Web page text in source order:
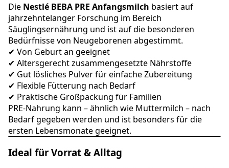
Die Nestlé BEBA PRE Anfangsmilch basiert auf
jahrzehntelanger Forschung im Bereich
Säuglingsernährung und ist auf die besonderen
Bedürfnisse von Neugeborenen abgestimmt.
✔ Von Geburt an geeignet
✔ Altersgerecht zusammengesetzte Nährstoffe
✔ Gut lösliches Pulver für einfache Zubereitung
✔ Flexible Fütterung nach Bedarf
✔ Praktische Großpackung für Familien
PRE-Nahrung kann – ähnlich wie Muttermilch – nach
Bedarf gegeben werden und ist besonders für die
ersten Lebensmonate geeignet.
Ideal für Vorrat & Alltag